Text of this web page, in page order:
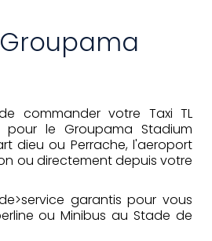
commander votre Taxi TL
pour le Groupama Stadium
dieu ou Perrache, l'aeroport
ou directement depuis votre
garantis pour vous
ou Minibus auStade de